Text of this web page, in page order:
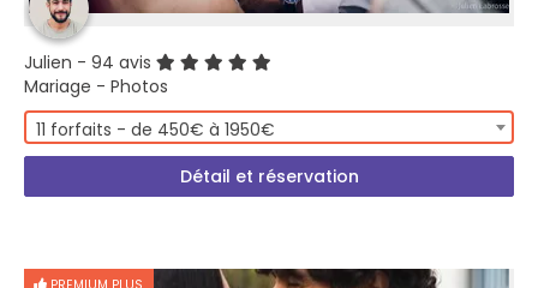
Julien - 94 avis
Mariage - Photos
11 forfaits - de 450€ à 1950€
Détail et réservation